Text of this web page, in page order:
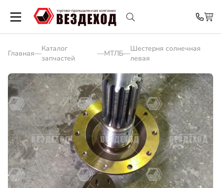
Главная—
Каталог
запчастей
—МТЛБ—
Шестерня солнечная
левая